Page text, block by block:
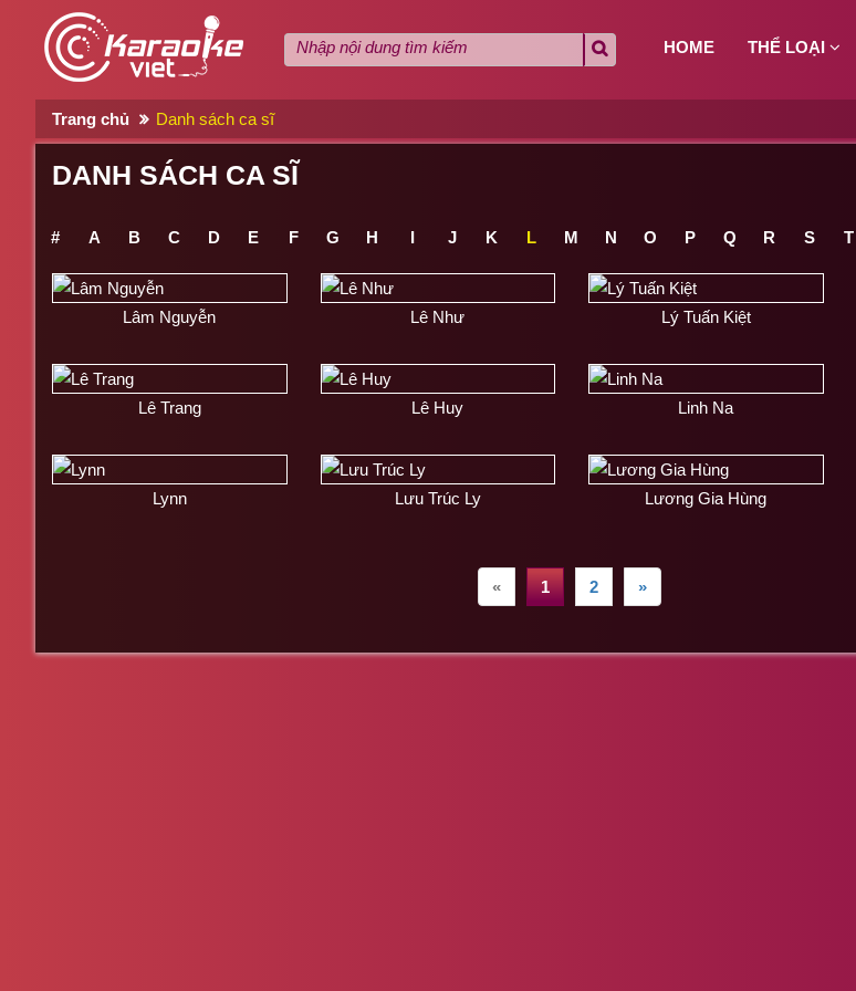
HOME THỂ LOẠI
Trang chủ Danh sách ca sĩ
DANH SÁCH CA SĨ
# A B C D E F G H I J K L M N O P Q R S T
Lâm Nguyễn Lê Như Lý Tuấn Kiệt
Lê Trang Lê Huy Linh Na
Lynn Lưu Trúc Ly Lương Gia Hùng
« 1 2 »